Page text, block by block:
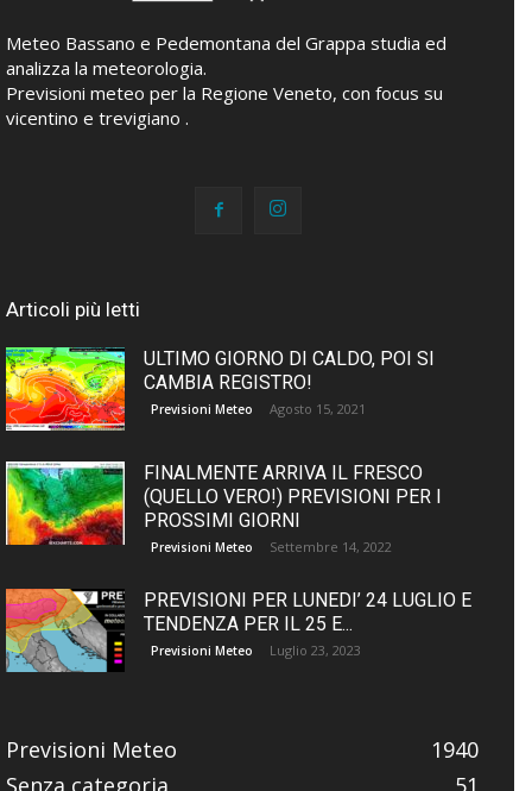
Meteo Bassano e Pedemontana del Grappa studia ed
analizza la meteorologia.
Previsioni meteo per la Regione Veneto, con focus su
vicentino e trevigiano .
Articoli più letti
ULTIMO GIORNO DI CALDO, POI SI
CAMBIA REGISTRO!
Previsioni Meteo Agosto 15, 2021
FINALMENTE ARRIVA IL FRESCO
(QUELLO VERO!) PREVISIONI PER I
PROSSIMI GIORNI
Previsioni Meteo Settembre 14, 2022
PREVISIONI PER LUNEDI’ 24 LUGLIO E
TENDENZA PER IL 25 E...
Previsioni Meteo Luglio 23, 2023
Previsioni Meteo
1940